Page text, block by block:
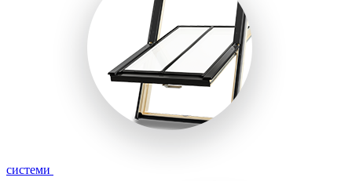
системи